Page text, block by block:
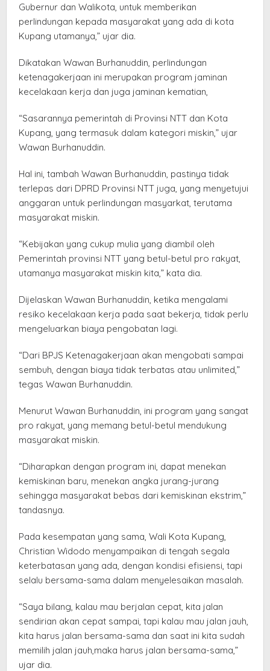
Gubernur dan Walikota, untuk memberikan
perlindungan kepada masyarakat yang ada di kota
Kupang utamanya,” ujar dia.
Dikatakan Wawan Burhanuddin, perlindungan
ketenagakerjaan ini merupakan program jaminan
kecelakaan kerja dan juga jaminan kematian,
“Sasarannya pemerintah di Provinsi NTT dan Kota
Kupang, yang termasuk dalam kategori miskin,” ujar
Wawan Burhanuddin.
Hal ini, tambah Wawan Burhanuddin, pastinya tidak
terlepas dari DPRD Provinsi NTT juga, yang menyetujui
anggaran untuk perlindungan masyarkat, terutama
masyarakat miskin.
“Kebijakan yang cukup mulia yang diambil oleh
Pemerintah provinsi NTT yang betul-betul pro rakyat,
utamanya masyarakat miskin kita,” kata dia.
Dijelaskan Wawan Burhanuddin, ketika mengalami
resiko kecelakaan kerja pada saat bekerja, tidak perlu
mengeluarkan biaya pengobatan lagi.
“Dari BPJS Ketenagakerjaan akan mengobati sampai
sembuh, dengan biaya tidak terbatas atau unlimited,”
tegas Wawan Burhanuddin.
Menurut Wawan Burhanuddin, ini program yang sangat
pro rakyat, yang memang betul-betul mendukung
masyarakat miskin.
“Diharapkan dengan program ini, dapat menekan
kemiskinan baru, menekan angka jurang-jurang
sehingga masyarakat bebas dari kemiskinan ekstrim,”
tandasnya.
Pada kesempatan yang sama, Wali Kota Kupang,
Christian Widodo menyampaikan di tengah segala
keterbatasan yang ada, dengan kondisi efisiensi, tapi
selalu bersama-sama dalam menyelesaikan masalah.
“Saya bilang, kalau mau berjalan cepat, kita jalan
sendirian akan cepat sampai, tapi kalau mau jalan jauh,
kita harus jalan bersama-sama dan saat ini kita sudah
memilih jalan jauh,maka harus jalan bersama-sama,”
ujar dia.